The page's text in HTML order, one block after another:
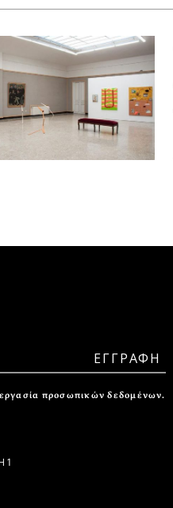
προσωπικών δεδομένων.
1